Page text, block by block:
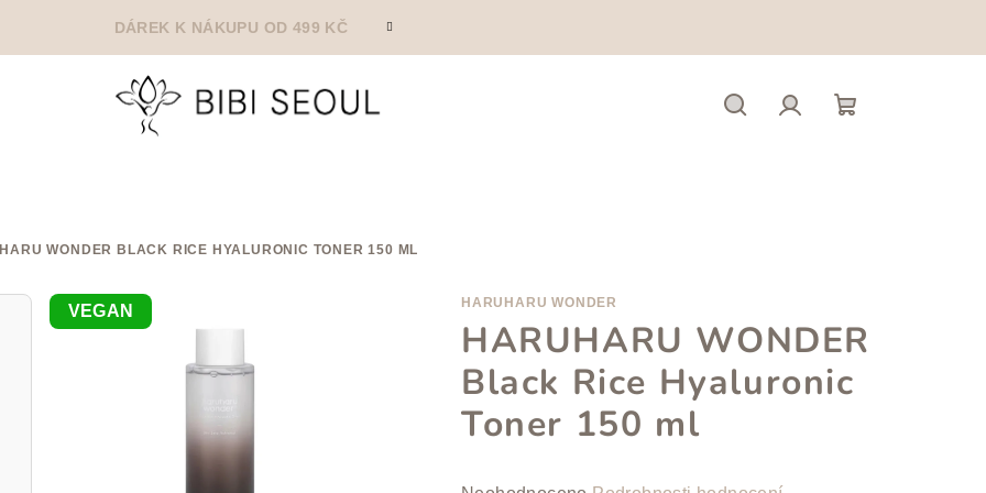
DÁREK K NÁKUPU OD 499 KČ
WONDER BLACK RICE HYALURONIC TONER 150 ML
HARUHARU WONDER
HARUHARU WONDER
Black Rice Hyaluronic
Toner 150 ml
VEGAN